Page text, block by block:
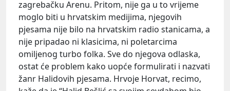
zagrebačku Arenu. Pritom, nije ga u to vrijeme
moglo biti u hrvatskim medijima, njegovih
pjesama nije bilo na hrvatskim radio stanicama, a
nije pripadao ni klasicima, ni poletarcima
omiljenog turbo folka. Sve do njegova odlaska,
ostat će problem kako uopće formulirati i nazvati
žanr Halidovih pjesama. Hrvoje Horvat, recimo,